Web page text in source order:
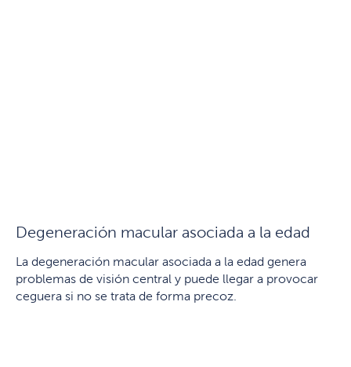
Degeneración macular asociada a la edad
La degeneración macular asociada a la edad genera
problemas de visión central y puede llegar a provocar
ceguera si no se trata de forma precoz.